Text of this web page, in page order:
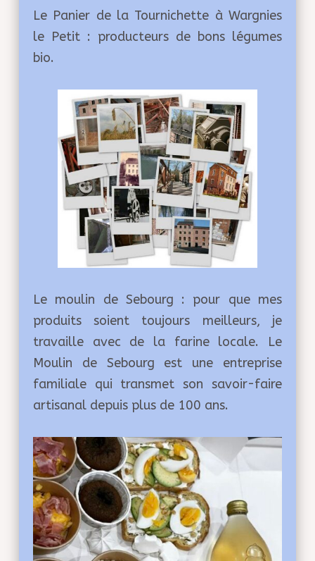
Le Panier de la Tournichette à Wargnies
le Petit : producteurs de bons légumes
bio.
Le moulin de Sebourg : pour que mes
produits soient toujours meilleurs, je
travaille avec de la farine locale. Le
Moulin de Sebourg est une entreprise
familiale qui transmet son savoir-faire
artisanal depuis plus de 100 ans.